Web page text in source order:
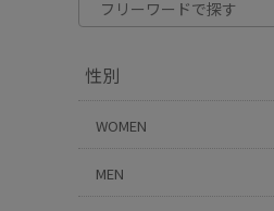
性別
WOMEN
MEN